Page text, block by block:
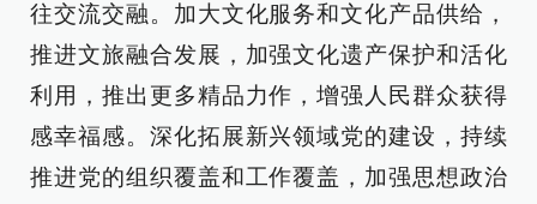
往交流交融。加大文化服务和文化产品供给，
推进文旅融合发展，加强文化遗产保护和活化
利用，推出更多精品力作，增强人民群众获得
感幸福感。深化拓展新兴领域党的建设，持续
推进党的组织覆盖和工作覆盖，加强思想政治